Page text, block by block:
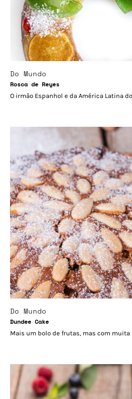
Do Mundo
Rosca de Reyes
O irmão Espanhol e da América Latina
Do Mundo
Dundee Cake
Mais um bolo de frutas, mas com muita